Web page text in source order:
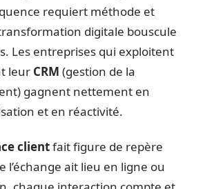
requiert méthode et
digitale bouscule
Les entreprises qui exploitent
leur CRM (gestion de la
gagnent nettement en
et en réactivité.
clientfait figure de repère
l’échange ait lieu en ligne ou